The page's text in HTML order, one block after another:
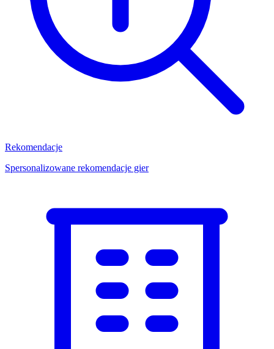
Rekomendacje
Spersonalizowane rekomendacje gier